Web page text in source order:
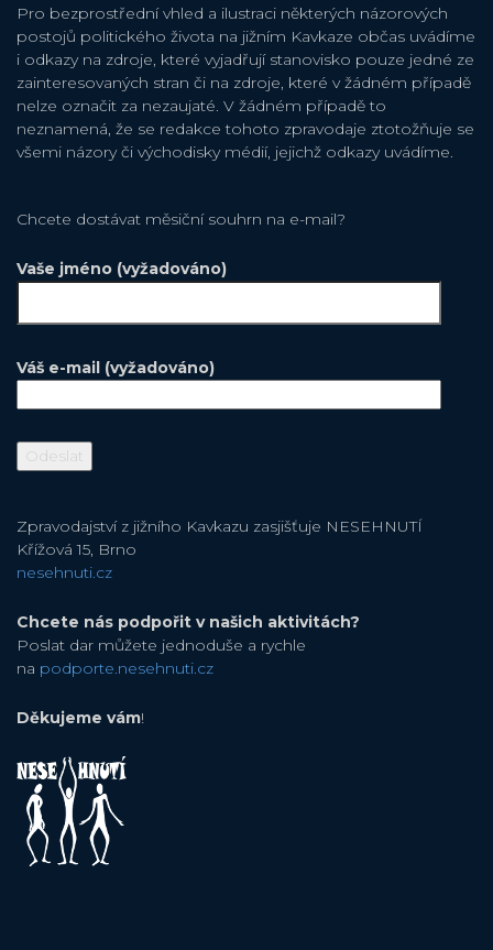
Pro bezprostřední vhled a ilustraci některých názorových
postojů politického života na jižním Kavkaze občas uvádíme
i odkazy na zdroje, které vyjadřují stanovisko pouze jedné ze
zainteresovaných stran či na zdroje, které v žádném případě
nelze označit za nezaujaté. V žádném případě to
neznamená, že se redakce tohoto zpravodaje ztotožňuje se
všemi názory či východisky médií, jejichž odkazy uvádíme.
Chcete dostávat měsiční souhrn na e-mail?
Vaše jméno (vyžadováno)
Váš e-mail (vyžadováno)
Zpravodajství z jižního Kavkazu zasjišťuje NESEHNUTÍ
Křížová 15, Brno
nesehnuti.cz
Chcete nás podpořit v našich aktivitách?
Poslat dar můžete jednoduše a rychle
na podporte.nesehnuti.cz
Děkujeme vám!